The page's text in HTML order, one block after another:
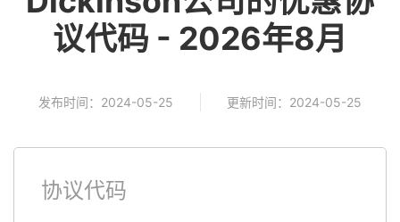
议代码 - 2026年8月
发布时间：2024-05-25 更新时间：2024-05-25
协议代码